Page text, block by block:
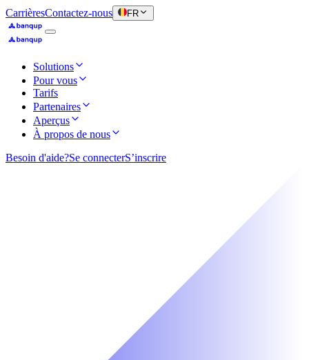
CarrièresContactez-nous FR
Solutions
Pour vous
Tarifs
Partenaires
Aperçus
À propos de nous
Besoin d'aide?Se connecterS’inscrire